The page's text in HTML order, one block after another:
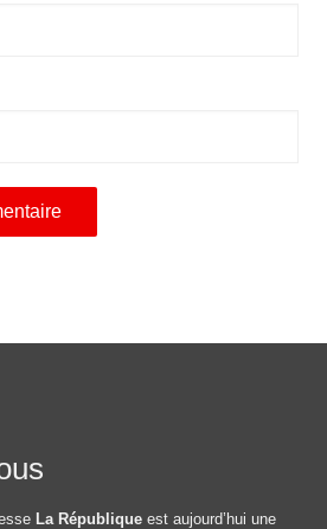
La République est aujourd’hui une